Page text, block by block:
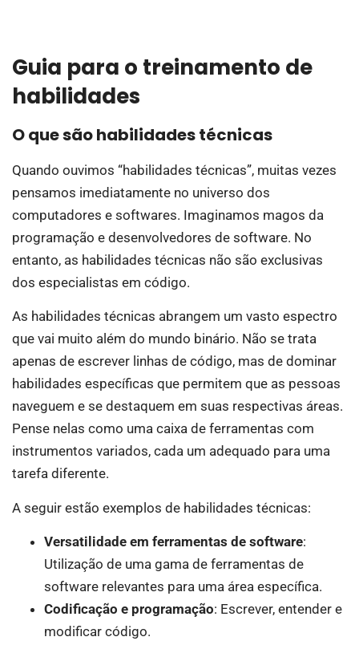
Guia para o treinamento de
habilidades
O que são habilidades técnicas
Quando ouvimos “habilidades técnicas”, muitas vezes
pensamos imediatamente no universo dos
computadores e softwares. Imaginamos magos da
programação e desenvolvedores de software. No
entanto, as habilidades técnicas não são exclusivas
dos especialistas em código.
As habilidades técnicas abrangem um vasto espectro
que vai muito além do mundo binário. Não se trata
apenas de escrever linhas de código, mas de dominar
habilidades específicas que permitem que as pessoas
naveguem e se destaquem em suas respectivas áreas.
Pense nelas como uma caixa de ferramentas com
instrumentos variados, cada um adequado para uma
tarefa diferente.
A seguir estão exemplos de habilidades técnicas:
Versatilidade em ferramentas de software:
Utilização de uma gama de ferramentas de
software relevantes para uma área específica.
Codificação e programação: Escrever, entender e
modificar código.